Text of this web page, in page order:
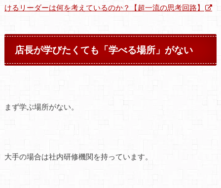
けるリーダーは何を考えているのか？【超一流の思考回路】
店長が学びたくても「学べる場所」がない
まず学ぶ場所がない。
大手の場合は社内研修機関を持っています。